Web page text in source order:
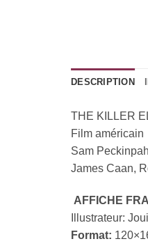
DESCRIPTION
THE KILLER
Film américain
Sam
James Caan,
AFFICHE
Illustrateur:
Format: